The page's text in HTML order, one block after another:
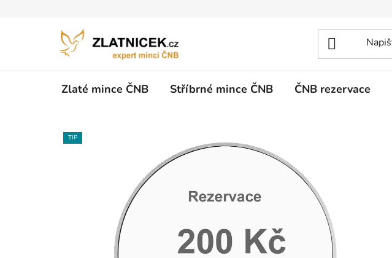
Zlaté mince ČNB Stříbrné mince ČNB ČNB rezervace
TIP